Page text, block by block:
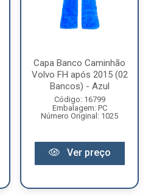
Capa Banco Caminhão
Volvo FH após 2015 (02
Bancos) - Azul
Código: 16799
Embalagem: PC
Número Original: 1025
Ver preço